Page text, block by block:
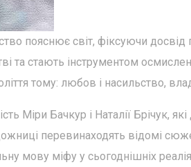
пояснює світ, фіксуючи
та стають інструментом
тому: любов і насильство,
Міри Бачкур і Наталії Брічук,
перевинаходять відомі
мову міфу у сьогоднішніх